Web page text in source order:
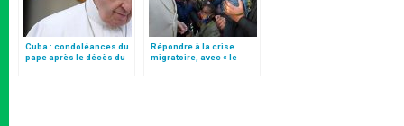
Cuba : condoléances du
pape après le décès du
Répondre à la crise
migratoire, avec « le